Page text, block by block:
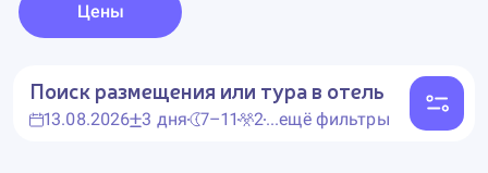
Цены
Поиск размещения или тура в отель
13.08.2026 3 дня 7–11 2...ещё фильтры